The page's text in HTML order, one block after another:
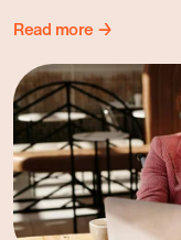
Read more →